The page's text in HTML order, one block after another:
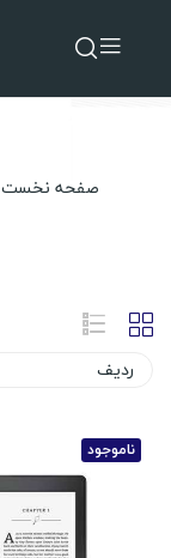
صفحه نخست
ردیف
ناموجود